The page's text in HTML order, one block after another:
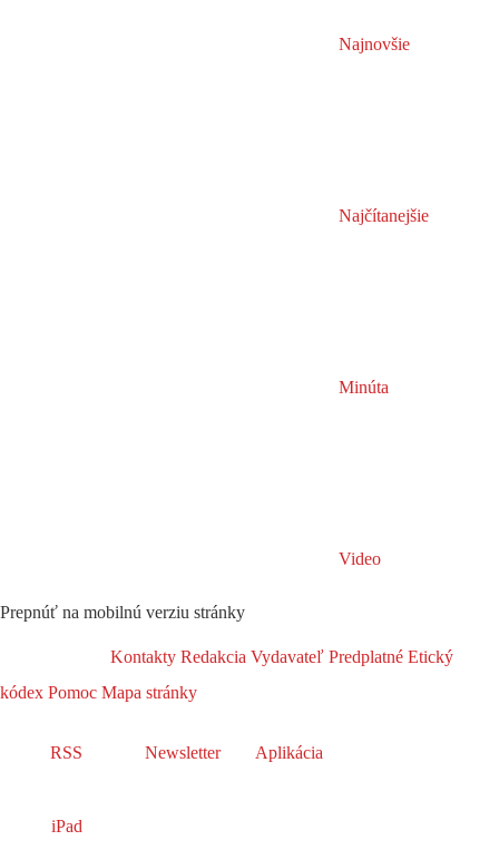
Najnovšie
Najčítanejšie
Minúta
Video
Prepnúť na mobilnú verziu stránky
Kontakty Redakcia Vydavateľ Predplatné Etický
kódex Pomoc Mapa stránky
RSS Newsletter Aplikácia
iPad